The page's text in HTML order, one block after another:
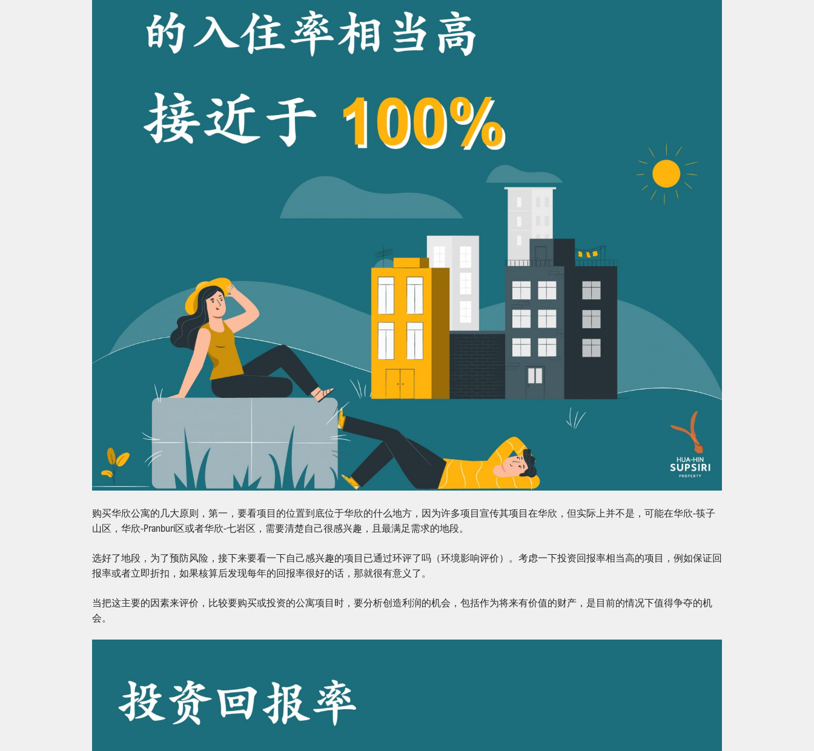
购买华欣公寓的几大原则，第一，要看项目的位置到底位于华欣的什么地方，因为许多项目宣传其项目在华欣，但实际上并不是，可能在华欣-筷子
山区，华欣-Pranburi区或者华欣-七岩区，需要清楚自己很感兴趣，且最满足需求的地段。
选好了地段，为了预防风险，接下来要看一下自己感兴趣的项目已通过环评了吗（环境影响评价）。考虑一下投资回报率相当高的项目，例如保证回
报率或者立即折扣，如果核算后发现每年的回报率很好的话，那就很有意义了。
当把这主要的因素来评价，比较要购买或投资的公寓项目时，要分析创造利润的机会，包括作为将来有价值的财产，是目前的情况下值得争夺的机
会。